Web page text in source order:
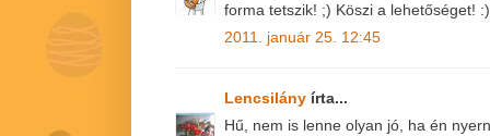
forma tetszik! ;) Köszi a lehetőséget! :)
2011. január 25. 12:45
Lencsilány írta...
Hű, nem is lenne olyan jó, ha én